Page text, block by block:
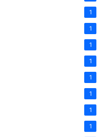
1
1
1
1
1
1
1
1